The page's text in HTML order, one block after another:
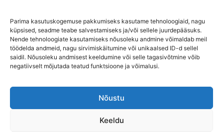
Parima kasutuskogemuse pakkumiseks kasutame tehnoloogiaid, nagu
küpsised, seadme teabe salvestamiseks ja/või sellele juurdepääsuks.
Nende tehnoloogiate kasutamiseks nõusoleku andmine võimaldab meil
töödelda andmeid, nagu sirvimiskäitumine või unikaalsed ID-d sellel
saidil. Nõusoleku andmisest keeldumine või selle tagasivõtmine võib
negatiivselt mõjutada teatud funktsioone ja võimalusi.
Nõustu
Keeldu